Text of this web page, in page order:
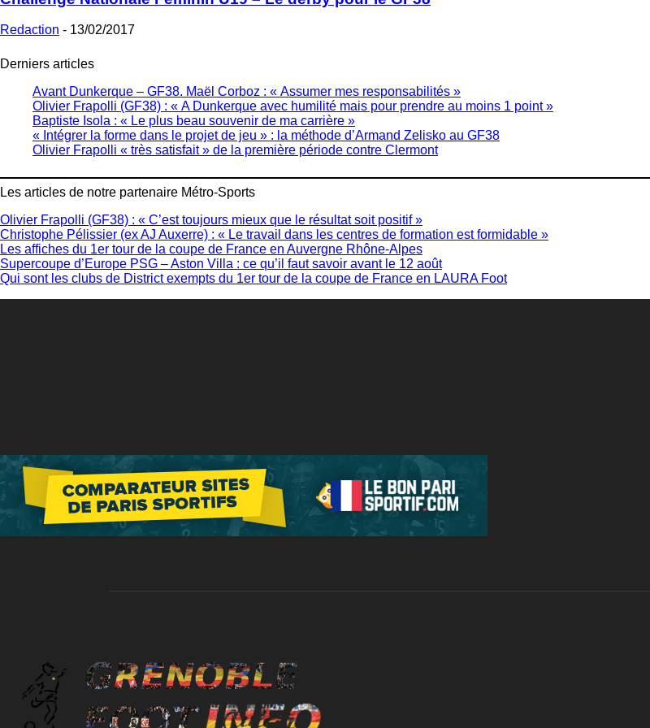
Redaction - 13/02/2017
Derniers articles
Avant Dunkerque – GF38. Maël Corboz : « Assumer mes responsabilités »
Olivier Frapolli (GF38) : « A Dunkerque avec humilité mais pour prendre au moins 1 point »
Baptiste Isola : « Le plus beau souvenir de ma carrière »
« Intégrer la forme dans le projet de jeu » : la méthode d’Armand Zelisko au GF38
Olivier Frapolli « très satisfait » de la première période contre Clermont
Les articles de notre partenaire Métro-Sports
Olivier Frapolli (GF38) : « C’est toujours mieux que le résultat soit positif »
Christophe Pélissier (ex AJ Auxerre) : « Le travail dans les centres de formation est formidable »
Les affiches du 1er tour de la coupe de France en Auvergne Rhône-Alpes
Supercoupe d’Europe PSG – Aston Villa : ce qu’il faut savoir avant le 12 août
Qui sont les clubs de District exempts du 1er tour de la coupe de France en LAURA Foot